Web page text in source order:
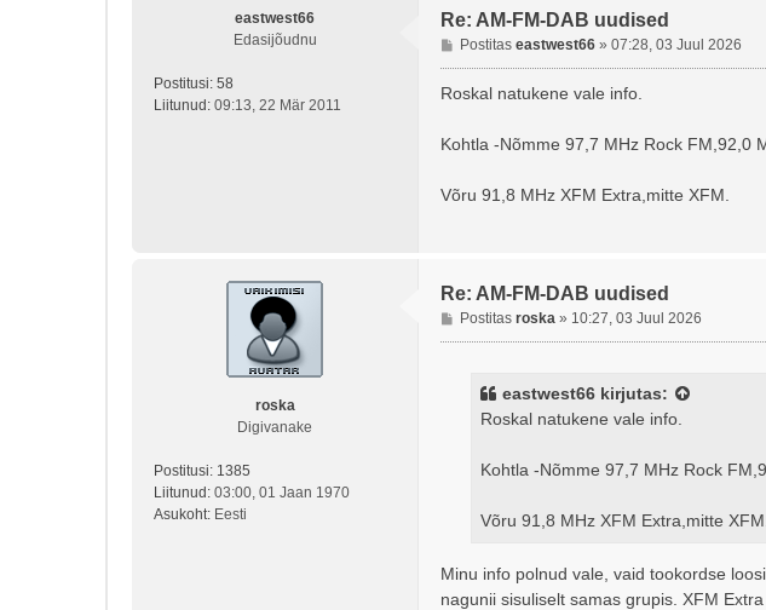
eastwest66
Edasijõudnu
Postitusi: 58
Liitunud: 09:13, 22 Mär 2011
Re: AM-FM-DAB uudised
P
o
s
t
s
Postitas eastwest66» 07:28, 03 Juul 2026
Roskal natukene vale info.
Kohtla -Nõmme 97,7 MHz Rock FM,92,0
Võru 91,8 MHz XFM Extra,mitte XFM.
roska
Digivanake
Postitusi: 1385
Liitunud: 03:00, 01 Jaan 1970
Asukoht: Eesti
Re: AM-FM-DAB uudised
P
o
Postitas roska» 10:27, 03 Juul 2026
eastwest66 kirjutas:
Roskal natukene vale info.
Kohtla -Nõmme 97,7 MHz Rock
Võru 91,8 MHz XFM Extra,mitte XFM.
Minu info polnud vale, vaid tookordse
nagunii sisuliselt samas grupis. XFM